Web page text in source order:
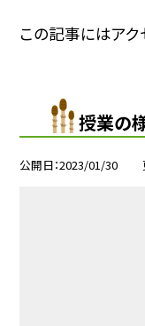
この記事にはア
授業の
公開日 2023/01/30